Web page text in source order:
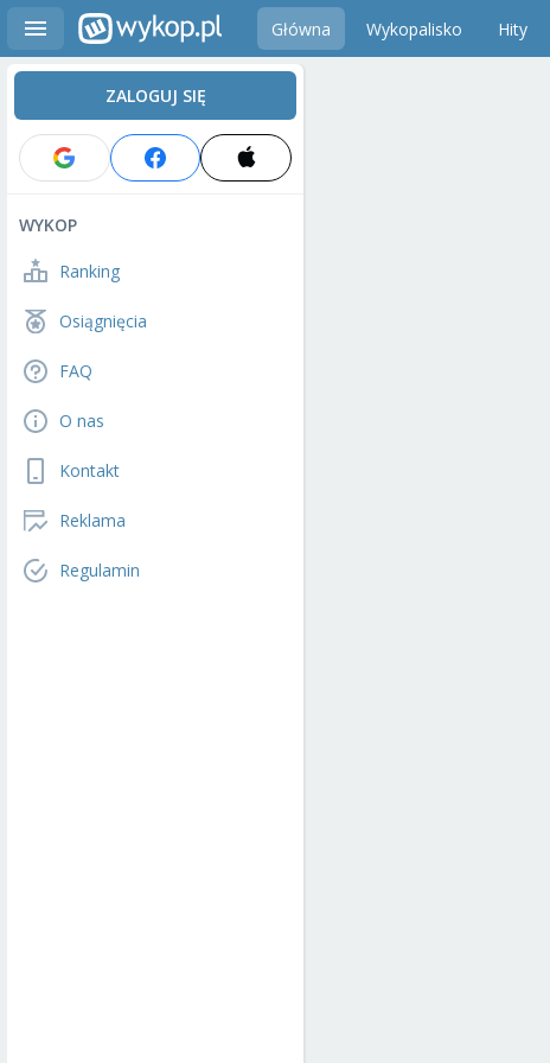
Główna Wykopalisko Hity
ZALOGUJ SIĘ
WYKOP
Ranking
Osiągnięcia
FAQ
O nas
Kontakt
Reklama
Regulamin